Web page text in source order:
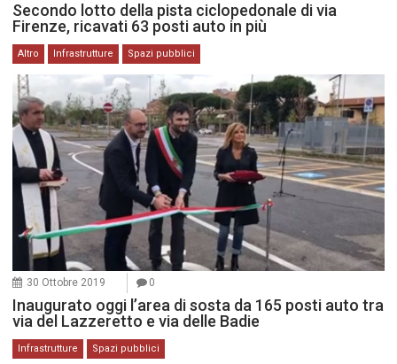
Secondo lotto della pista ciclopedonale di via
Firenze, ricavati 63 posti auto in più
Altro Infrastrutture Spazi pubblici
30 Ottobre 2019 0
Inaugurato oggi l’area di sosta da 165 posti auto tra
via del Lazzeretto e via delle Badie
Infrastrutture Spazi pubblici